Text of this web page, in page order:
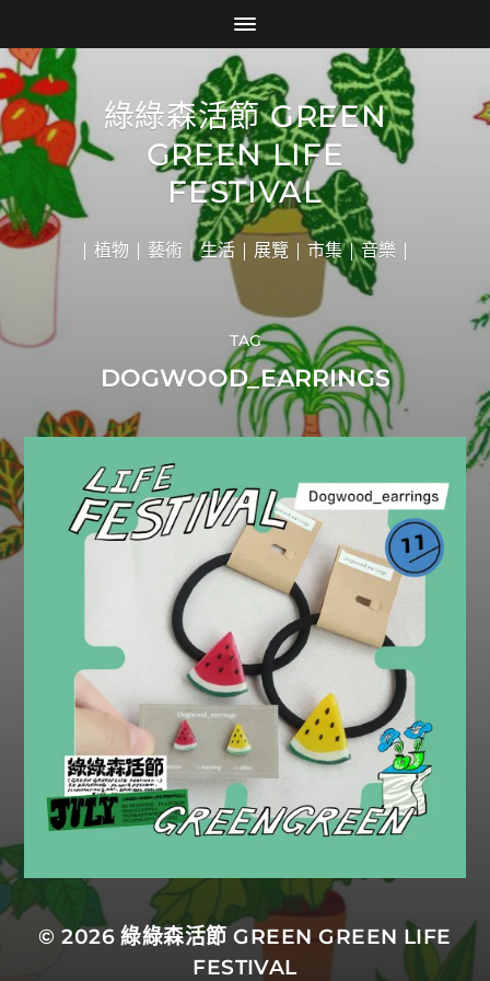
綠綠森活節 GREEN
GREEN LIFE
FESTIVAL
| 植物 | 藝術｜生活 | 展覽 | 市集 | 音樂 |
TAG
DOGWOOD_EARRINGS
© 2026綠綠森活節 GREEN GREEN LIFE
FESTIVAL